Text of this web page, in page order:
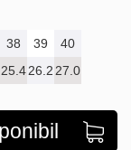
38 39
40
25.426.2 27.0